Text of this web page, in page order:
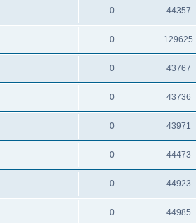
0 44357
0 129625
0 43767
0 43736
0 43971
0 44473
0 44923
0 44985